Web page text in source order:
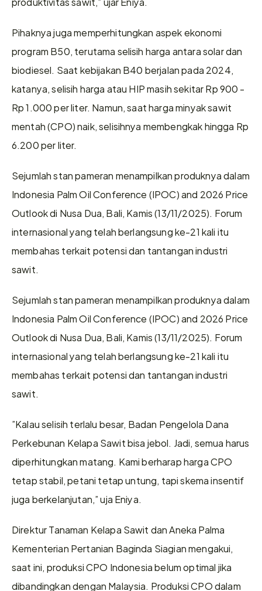
Pihaknya juga memperhitungkan aspek ekonomi
program B50, terutama selisih harga antara solar dan
biodiesel. Saat kebijakan B40 berjalan pada 2024,
katanya, selisih harga atau HIP masih sekitar Rp 900 -
Rp 1.000 per liter. Namun, saat harga minyak sawit
mentah (CPO) naik, selisihnya membengkak hingga Rp
6.200 per liter.
Sejumlah stan pameran menampilkan produknya dalam
Indonesia Palm Oil Conference (IPOC) and 2026 Price
Outlook di Nusa Dua, Bali, Kamis (13/11/2025). Forum
internasional yang telah berlangsung ke-21 kali itu
membahas terkait potensi dan tantangan industri
sawit.
Sejumlah stan pameran menampilkan produknya dalam
Indonesia Palm Oil Conference (IPOC) and 2026 Price
Outlook di Nusa Dua, Bali, Kamis (13/11/2025). Forum
internasional yang telah berlangsung ke-21 kali itu
membahas terkait potensi dan tantangan industri
sawit.
”Kalau selisih terlalu besar, Badan Pengelola Dana
Perkebunan Kelapa Sawit bisa jebol. Jadi, semua harus
diperhitungkan matang. Kami berharap harga CPO
tetap stabil, petani tetap untung, tapi skema insentif
juga berkelanjutan,” uja Eniya.
Direktur Tanaman Kelapa Sawit dan Aneka Palma
Kementerian Pertanian Baginda Siagian mengakui,
saat ini, produksi CPO Indonesia belum optimal jika
dibandingkan dengan Malaysia. Produksi CPO dalam